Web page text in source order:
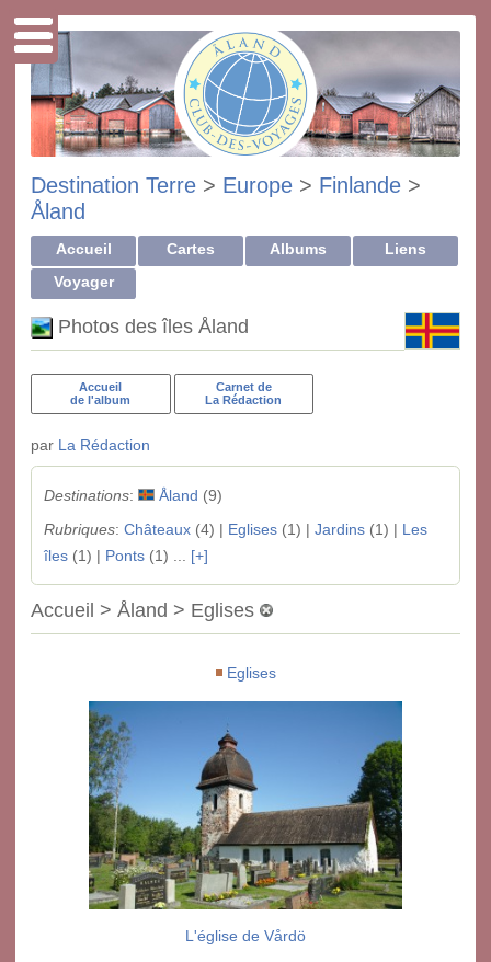
Destination Terre > Europe > Finlande >
Åland
Accueil Cartes Albums
Liens
Voyager
Photos des îles Åland
Accueil
de l'album
Carnet de
La Rédaction
par La Rédaction
Destinations: Åland (9)
Rubriques: Châteaux(4) | Eglises(1) | Jardins(1) | Les
îles(1) | Ponts(1) ... [+]
Accueil > Åland > Eglises
Eglises
L'église de Vårdö